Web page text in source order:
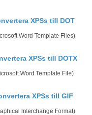
XPSs till DOT
Word Template Files)
XPSs till DOTX
Word Template File)
XPSs till GIF
Interchange Format)